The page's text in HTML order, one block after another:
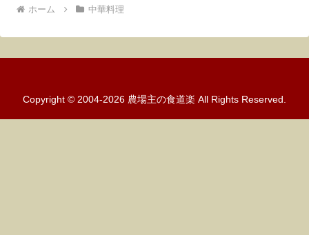
ホーム 中華料理
Copyright © 2004-2026 農場主の食道楽 All Rights Reserved.